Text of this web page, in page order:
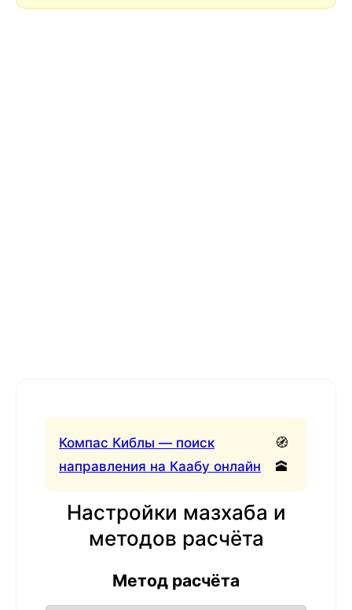
Компас Киблы — поиск
направления на Каабу онлайн
🧭
🕋
Настройки мазхаба и
методов расчёта
Метод расчёта